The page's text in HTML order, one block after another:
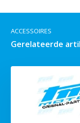
ACCESSOIRES
Gerelateerde